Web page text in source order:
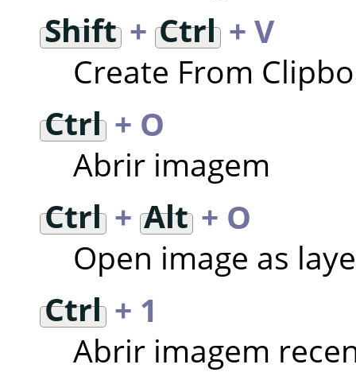
Shift+ Ctrl + V
Create From
Ctrl+ O
Abrir imagem
Ctrl+ Alt + O
Open image as
Ctrl+ 1
Abrir imagem